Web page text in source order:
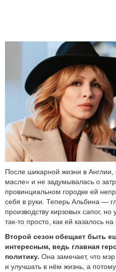
После шикарной жизни в Англии,
масле» и не задумывалась о
провинциальном городке ей
себя в руки. Теперь Альбина —
производству кирзовых сапог,
так-то просто, как ей казалось на
Второй сезон обещает быть
интересным, ведь главная
политику. Она замечает, что
и улучшать в нём жизнь, а